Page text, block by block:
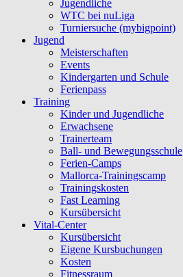
Jugendliche
WTC bei nuLiga
Turniersuche (mybigpoint)
Jugend
Meisterschaften
Events
Kindergarten und Schule
Ferienpass
Training
Kinder und Jugendliche
Erwachsene
Trainerteam
Ball- und Bewegungsschule
Ferien-Camps
Mallorca-Trainingscamp
Trainingskosten
Fast Learning
Kursübersicht
Vital-Center
Kursübersicht
Eigene Kursbuchungen
Kosten
Fitnessraum